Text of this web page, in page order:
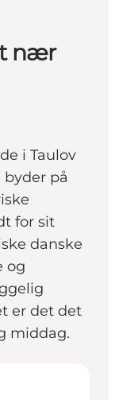
nær
i Taulov
på
for sit
danske
og
er det det
middag.